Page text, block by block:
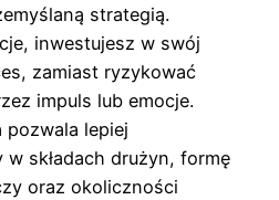
strategią.
inwestujesz w swój
zamiast ryzykować
impuls lub emocje.
pozwala lepiej
składach drużyn, formę
oraz okoliczności